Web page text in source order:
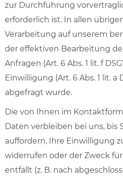
zur Durchführung
erforderlich ist. In allen
Verarbeitung auf unserem
der effektiven Bearbeitung
Anfragen (Art. 6 Abs. 1 lit. f
Einwilligung (Art. 6 Abs. 1 lit. a
abgefragt wurde.
Die von Ihnen im
Daten verbleiben bei uns, bis
auffordern, Ihre Einwilligung
widerrufen oder der Zweck
entfällt (z. B. nach